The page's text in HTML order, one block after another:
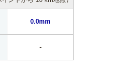
0.0mm
-